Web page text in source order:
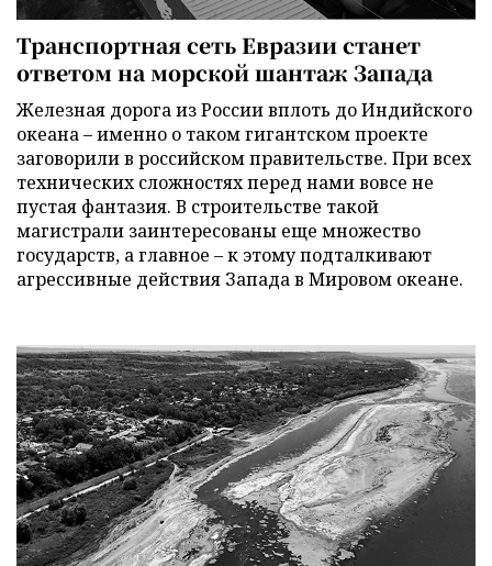
Транспортная сеть Евразии станет
ответом на морской шантаж Запада
Железная дорога из России вплоть до Индийского
океана – именно о таком гигантском проекте
заговорили в российском правительстве. При всех
технических сложностях перед нами вовсе не
пустая фантазия. В строительстве такой
магистрали заинтересованы еще множество
государств, а главное – к этому подталкивают
агрессивные действия Запада в Мировом океане.